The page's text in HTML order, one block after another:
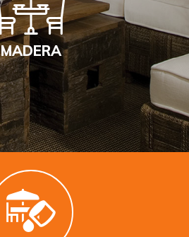
MADERA